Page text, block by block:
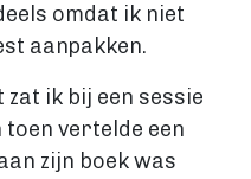
omdat ik niet
aanpakken.
zat ik bij een sessie
vertelde een
zijn boek was